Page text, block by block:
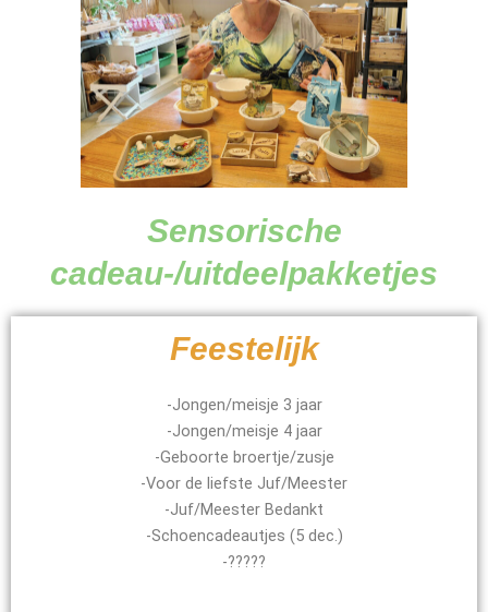
Sensorische
cadeau-/uitdeelpakketjes
Feestelijk
-Jongen/meisje 3 jaar
-Jongen/meisje 4 jaar
-Geboorte broertje/zusje
-Voor de liefste Juf/Meester
-Juf/Meester Bedankt
-Schoencadeautjes (5 dec.)
-?????